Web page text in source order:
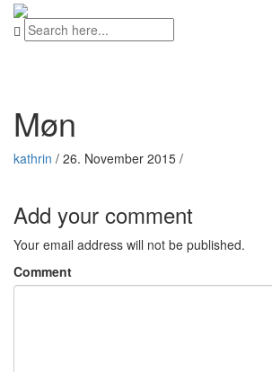
Møn
kathrin / 26. November 2015 /
Add your comment
Your email address will not be published.
Comment